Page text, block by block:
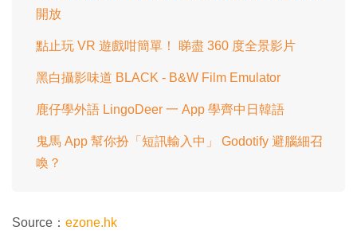
開放
點止玩 VR 遊戲咁簡單！ 睇盡 360 度全景影片
黑白攝影味道 BLACK - B&W Film Emulator
鹿仔學外語 LingoDeer 一 App 學齊中日韓語
鬼馬 App 幫你扮「短訊輸入中」 Godotify 避腦細召
喚？
Source： ezone.hk